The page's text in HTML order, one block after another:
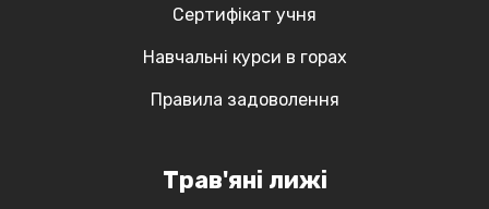
Сертифікат учня
Навчальні курси в горах
Правила задоволення
Трав'яні лижі